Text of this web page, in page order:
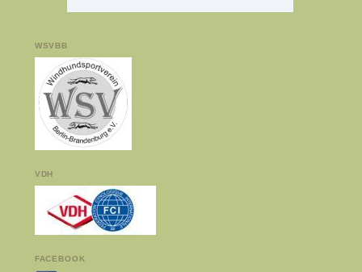
WSVBB
VDH
FACEBOOK